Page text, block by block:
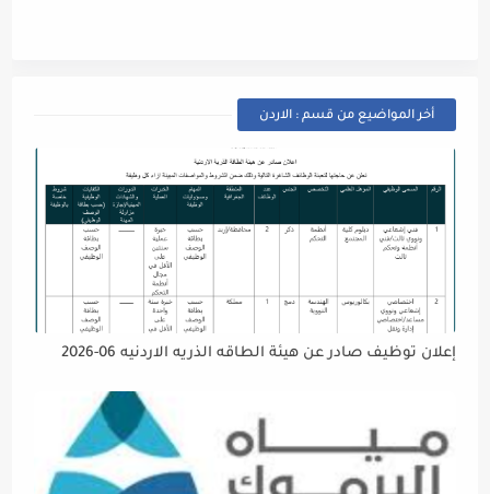
أخر المواضيع من قسم : الاردن
إعلان توظيف صادر عن هيئة الطاقه الذريه الاردنيه 06-2026